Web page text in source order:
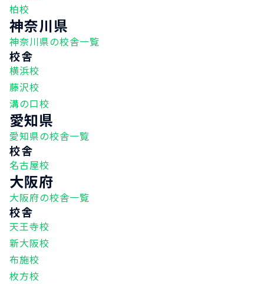
柏校
神奈川県
神奈川県の校舎一覧
校舎
横浜校
藤沢校
溝の口校
愛知県
愛知県の校舎一覧
校舎
名古屋校
大阪府
大阪府の校舎一覧
校舎
天王寺校
新大阪校
布施校
枚方校